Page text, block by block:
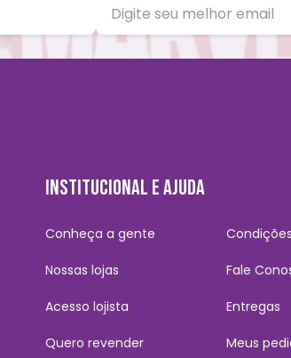
INSTITUCIONAL E AJUDA
Conheça a gente
Nossas lojas
Acesso lojista
Quero revender
Fale
Entregas
Meus